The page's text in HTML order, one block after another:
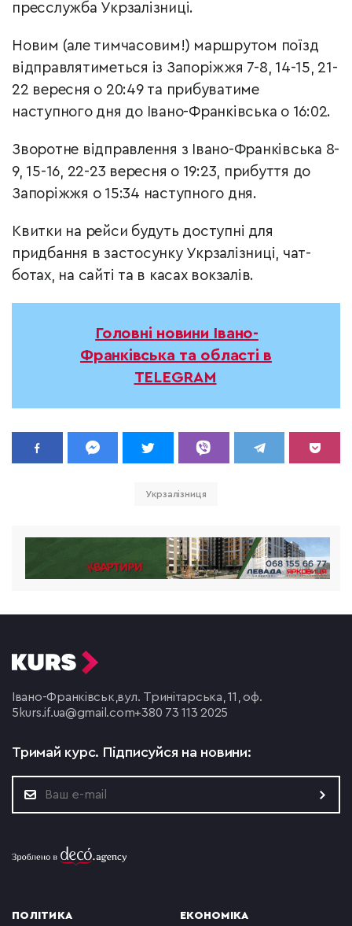
пресслужба Укрзалізниці.
Новим (але тимчасовим!) маршрутом поїзд
відправлятиметься із Запоріжжя 7-8, 14-15, 21-
22 вересня о 20:49 та прибуватиме
наступного дня до Івано-Франківська о 16:02.
Зворотне відправлення з Івано-Франківська 8-
9, 15-16, 22-23 вересня о 19:23, прибуття до
Запоріжжя о 15:34 наступного дня.
Квитки на рейси будуть доступні для
придбання в застосунку Укрзалізниці, чат-
ботах, на сайті та в касах вокзалів.
Головні новини Івано-
Франківська та області в
TELEGRAM
Укрзалізниця
Івано-Франківськ,вул. Тринітарська, 11, оф.
5 kurs.if.ua@gmail.com+380 73 113 2025
Тримай курс. Підписуйся на новини:
ПОЛІТИКА ЕКОНОМІКА